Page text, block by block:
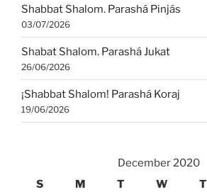
Shabbat Shalom. Parashá Pinjás
03/07/2026
Shabat Shalom. Parashá Jukat
26/06/2026
¡Shabbat Shalom! Parashá Koraj
19/06/2026
December 2020
S
M T W T